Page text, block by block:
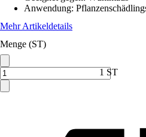
Anwendung:
Mehr Artikeldetails
Menge (ST)
1 ST